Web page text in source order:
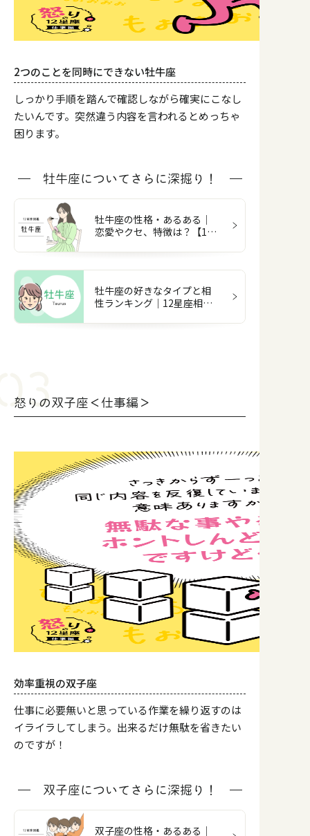
2つのことを同時にできない牡牛座
しっかり手順を踏んで確認しながら確実にこなし
たいんです。突然違う内容を言われるとめっちゃ
困ります。
牡牛座についてさらに深掘り！
牡牛座の性格・あるある｜
恋愛やクセ、特徴は？【12
牡牛座の好きなタイプと相
性ランキング｜12星座相性
怒りの双子座＜仕事編＞
効率重視の双子座
仕事に必要無いと思っている作業を繰り返すのは
イライラしてしまう。出来るだけ無駄を省きたい
のですが！
双子座についてさらに深掘り！
双子座の性格・あるある｜